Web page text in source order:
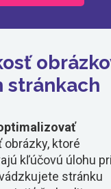
stránkach
obrázky, ktoré
kľúčovú úlohu
stránku